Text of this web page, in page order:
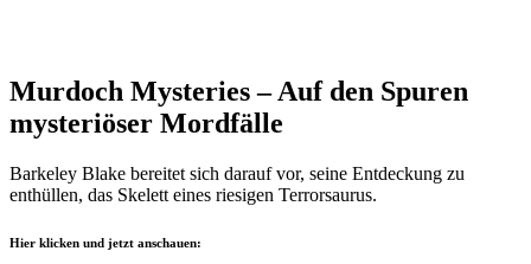
Murdoch Mysteries – Auf den Spuren
mysteriöser Mordfälle
Barkeley Blake bereitet sich darauf vor, seine Entdeckung zu
enthüllen, das Skelett eines riesigen Terrorsaurus.
Hier klicken und jetzt anschauen: